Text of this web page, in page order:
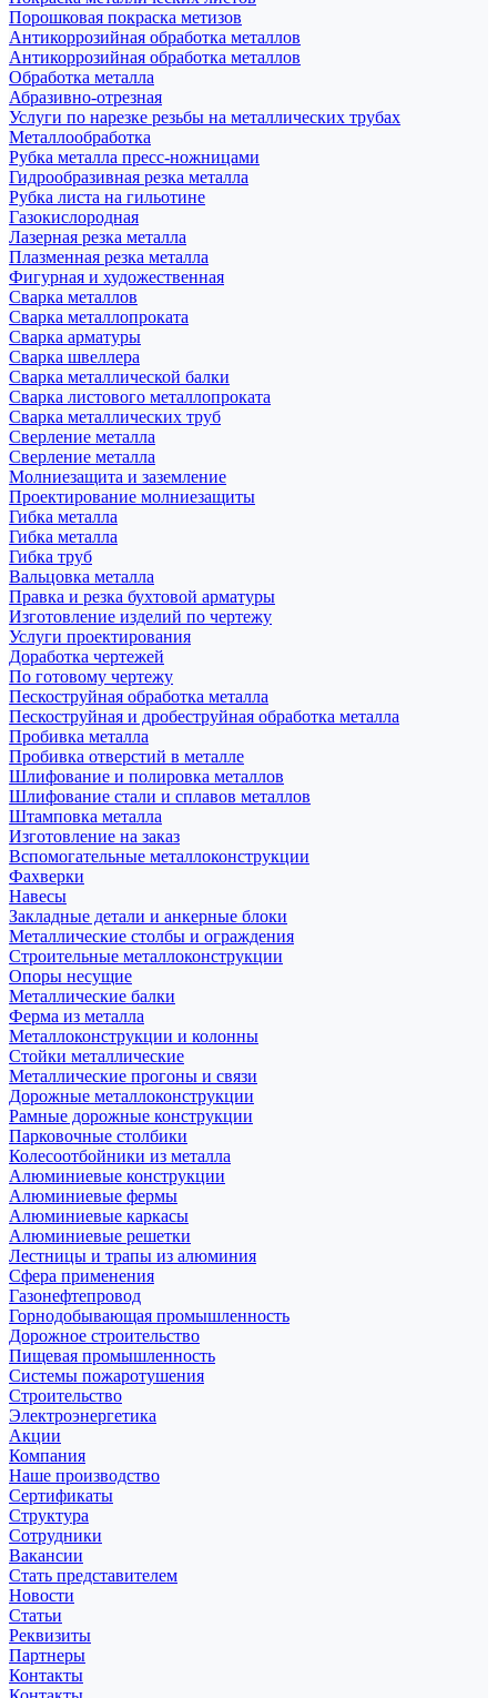
Порошковая покраска метизов
Антикоррозийная обработка металлов
Антикоррозийная обработка металлов
Обработка металла
Абразивно-отрезная
Услуги по нарезке резьбы на металлических трубах
Металлообработка
Рубка металла пресс-ножницами
Гидрообразивная резка металла
Рубка листа на гильотине
Газокислородная
Лазерная резка металла
Плазменная резка металла
Фигурная и художественная
Сварка металлов
Сварка металлопроката
Сварка арматуры
Сварка швеллера
Сварка металлической балки
Сварка листового металлопроката
Сварка металлических труб
Сверление металла
Сверление металла
Молниезащита и заземление
Проектирование молниезащиты
Гибка металла
Гибка металла
Гибка труб
Вальцовка металла
Правка и резка бухтовой арматуры
Изготовление изделий по чертежу
Услуги проектирования
Доработка чертежей
По готовому чертежу
Пескоструйная обработка металла
Пескоструйная и дробеструйная обработка металла
Пробивка металла
Пробивка отверстий в металле
Шлифование и полировка металлов
Шлифование стали и сплавов металлов
Штамповка металла
Изготовление на заказ
Вспомогательные металлоконструкции
Фахверки
Навесы
Закладные детали и анкерные блоки
Металлические столбы и ограждения
Строительные металлоконструкции
Опоры несущие
Металлические балки
Ферма из металла
Металлоконструкции и колонны
Стойки металлические
Металлические прогоны и связи
Дорожные металлоконструкции
Рамные дорожные конструкции
Парковочные столбики
Колесоотбойники из металла
Алюминиевые конструкции
Алюминиевые фермы
Алюминиевые каркасы
Алюминиевые решетки
Лестницы и трапы из алюминия
Сфера применения
Газонефтепровод
Горнодобывающая промышленность
Дорожное строительство
Пищевая промышленность
Системы пожаротушения
Строительство
Электроэнергетика
Акции
Компания
Наше производство
Сертификаты
Структура
Сотрудники
Вакансии
Стать представителем
Новости
Статьи
Реквизиты
Партнеры
Контакты